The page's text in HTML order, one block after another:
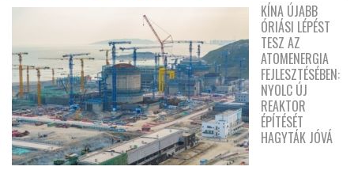
KÍNA ÚJABB
ÓRIÁSI LÉPÉST
TESZ AZ
ATOMENERGIA
FEJLESZTÉSÉBEN:
NYOLC ÚJ
REAKTOR
ÉPÍTÉSÉT
HAGYTÁK JÓVÁ